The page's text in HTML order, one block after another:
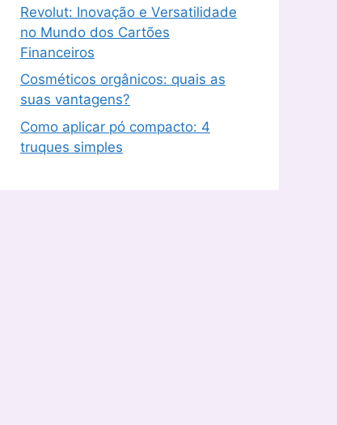
Revolut: Inovação e Versatilidade
no Mundo dos Cartões
Financeiros
Cosméticos orgânicos: quais as
suas vantagens?
Como aplicar pó compacto: 4
truques simples